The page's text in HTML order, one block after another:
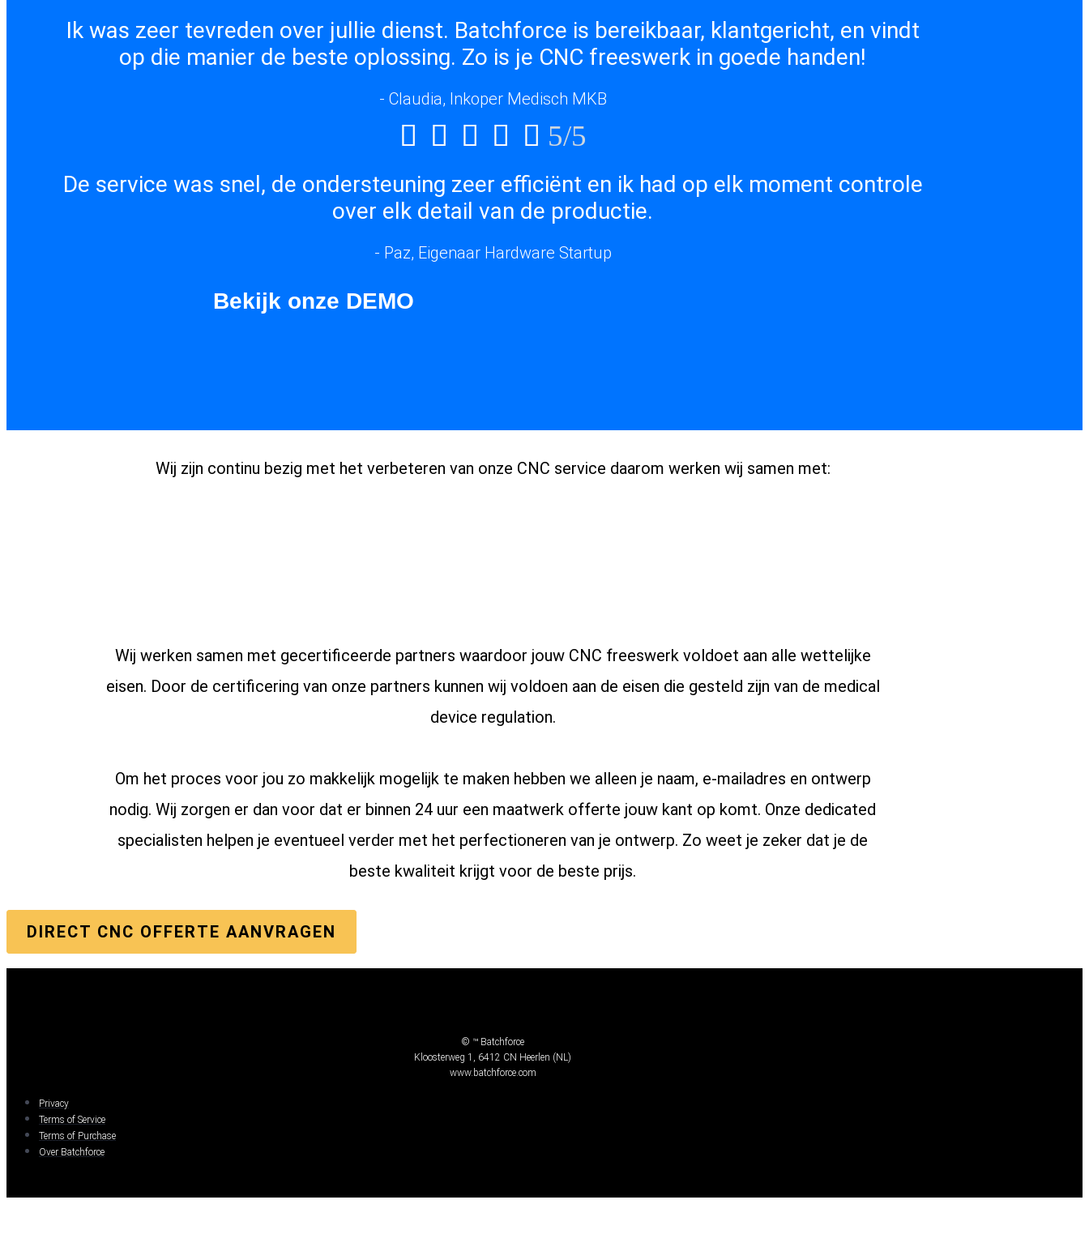
Ik was zeer tevreden over jullie dienst. Batchforce is bereikbaar, klantgericht, en vindt
op die manier de beste oplossing. Zo is je CNC freeswerk in goede handen!
- Claudia, Inkoper Medisch MKB
     5/5
De service was snel, de ondersteuning zeer efficiënt en ik had op elk moment controle
over elk detail van de productie.
- Paz, Eigenaar Hardware Startup
Bekijk onze DEMO
Wij zijn continu bezig met het verbeteren van onze CNC service daarom werken wij samen met:
Wij werken samen met gecertificeerde partners waardoor jouw CNC freeswerk voldoet aan alle wettelijke
eisen. Door de certificering van onze partners kunnen wij voldoen aan de eisen die gesteld zijn van de medical
device regulation.
Om het proces voor jou zo makkelijk mogelijk te maken hebben we alleen je naam, e-mailadres en ontwerp
nodig. Wij zorgen er dan voor dat er binnen 24 uur een maatwerk offerte jouw kant op komt. Onze dedicated
specialisten helpen je eventueel verder met het perfectioneren van je ontwerp. Zo weet je zeker dat je de
beste kwaliteit krijgt voor de beste prijs.
DIRECT CNC OFFERTE AANVRAGEN
© ™ Batchforce
Kloosterweg 1, 6412 CN Heerlen (NL)
www.batchforce.com
Privacy
Terms of Service
Terms of Purchase
Over Batchforce